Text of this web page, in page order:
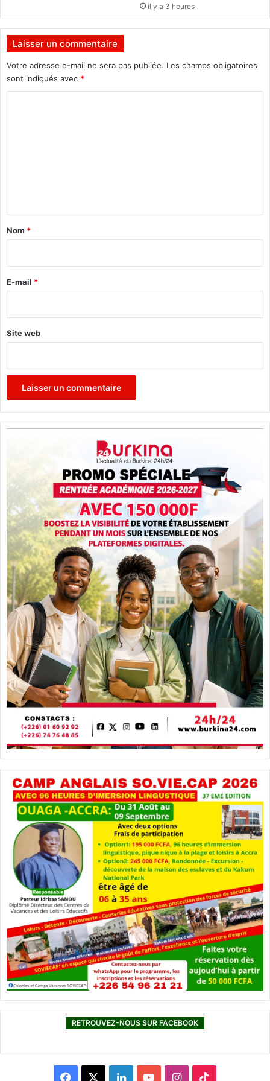
e
f
M
a
il y a 3 heures
Laisser un commentaire
Votre adresse e-mail ne sera pas publiée. Les champs obligatoires
sont indiqués avec *
a
e
Nom *
E-mail *
Site web
RETROUVEZ-NOUS SUR FACEBOOK
L
I